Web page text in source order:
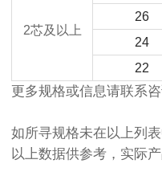
2芯及以上
26
24
22
更多规格或信息请联系咨
如所寻规格未在以上列
以上数据供参考，实际